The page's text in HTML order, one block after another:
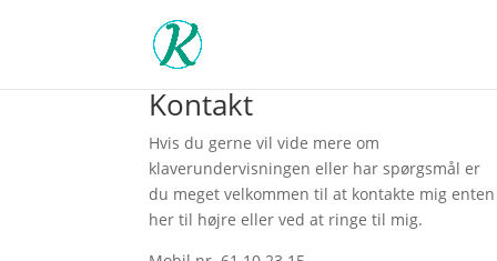
Kontakt
Hvis du gerne vil vide mere om
klaverundervisningen eller har spørgsmål er
du meget velkommen til at kontakte mig enten
her til højre eller ved at ringe til mig.